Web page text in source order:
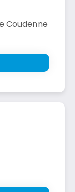
Coudenne